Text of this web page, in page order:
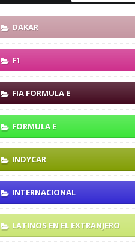
DAKAR
F1
FIA FORMULA E
FORMULA E
INDYCAR
INTERNACIONAL
LATINOS EN EL EXTRANJERO